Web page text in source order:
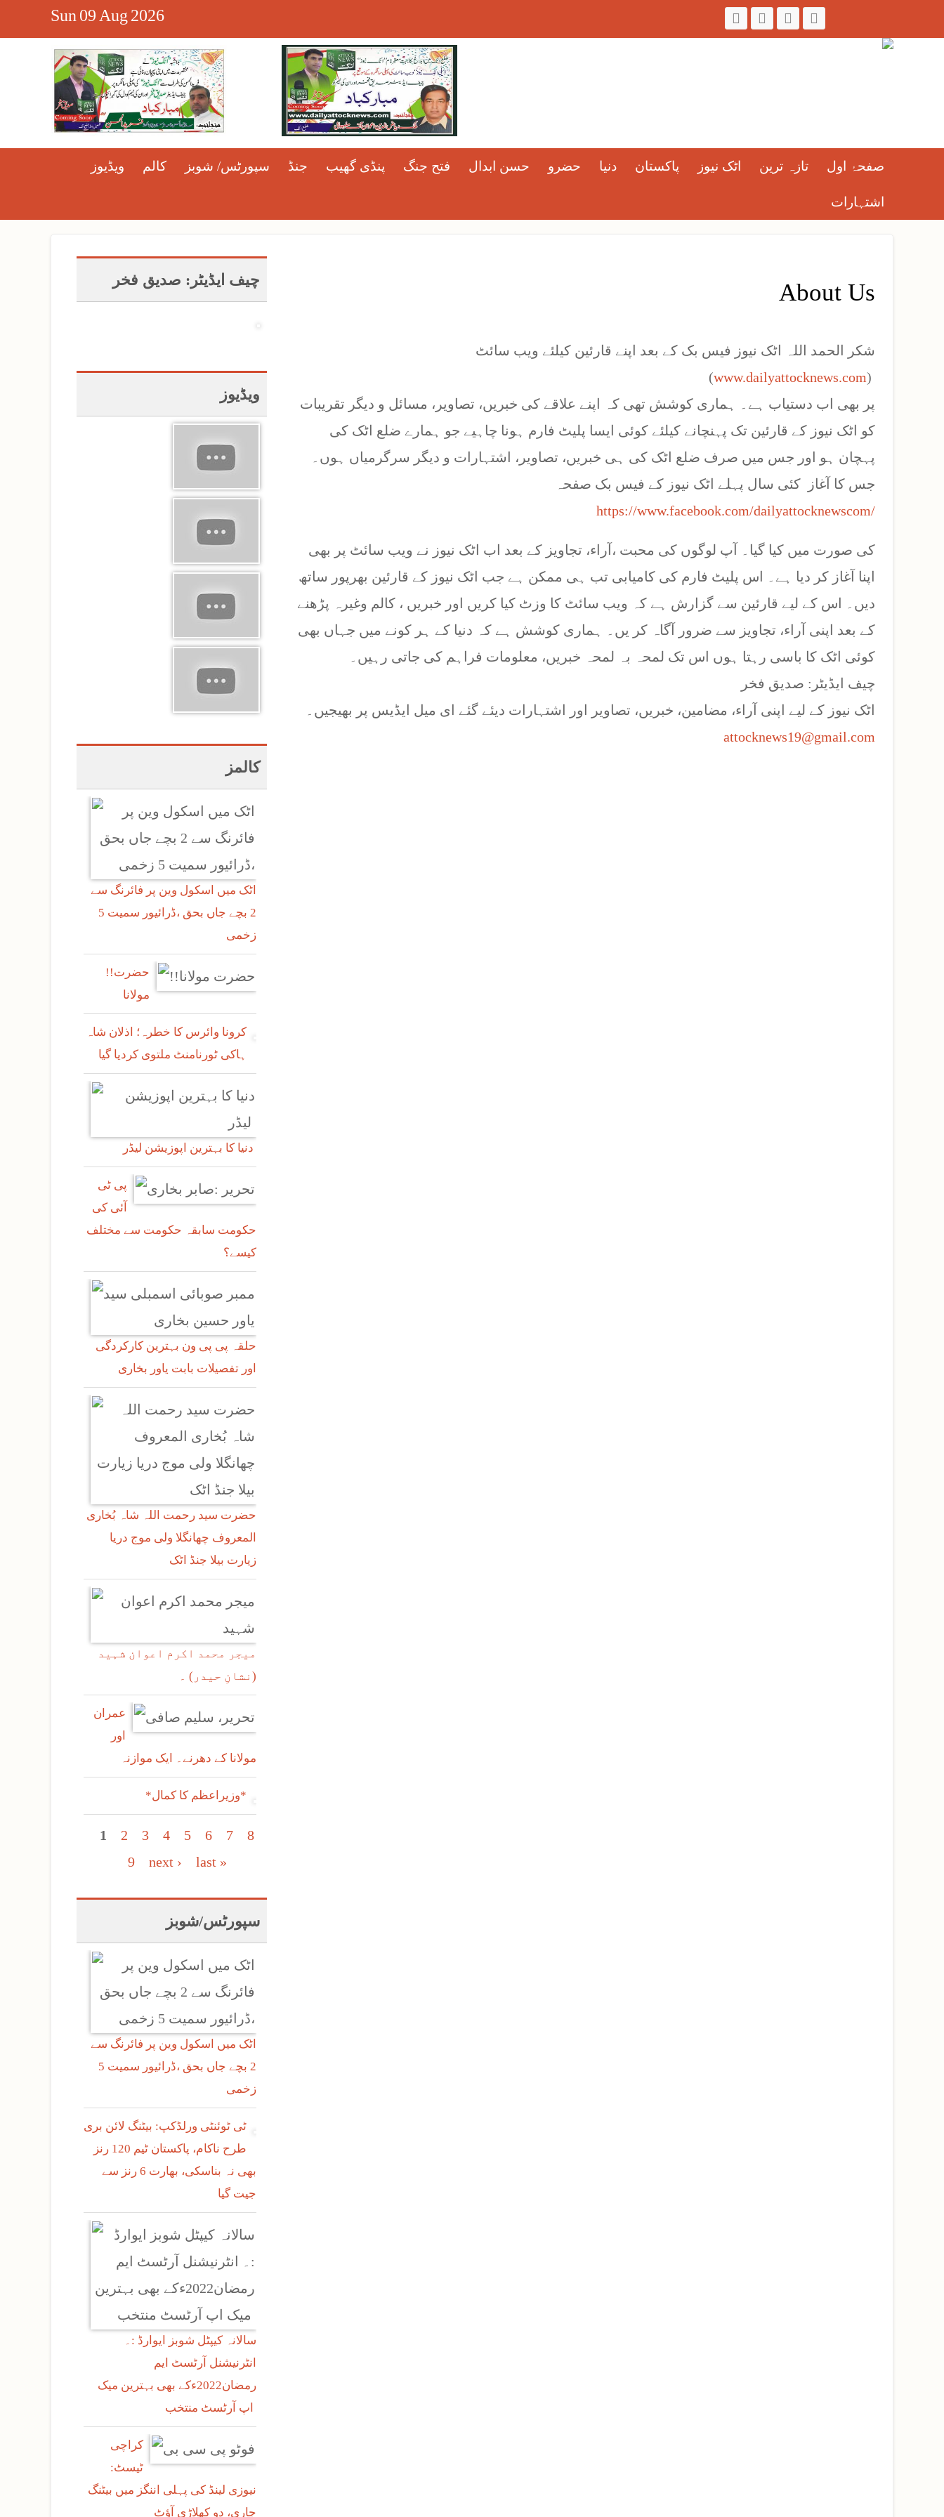
Sun 09 Aug 2026
صفحۂ اول تازہ ترین اٹک نیوز پاکستان دنیا حضرو حسن ابدال فتح جنگ پنڈی گھیب جنڈ سپورٹس/ شوبز کالم ویڈیوز
اشتہارات
About Us
شکر الحمد اللہ اٹک نیوز فیس بک کے بعد اپنے قارئین کیلئے ویب سائٹ
(www.dailyattocknews.com)
پر بھی اب دستیاب ہے۔ ہماری کوشش تھی کہ اپنے علاقے کی خبریں، تصاویر، مسائل و دیگر تقریبات
کو اٹک نیوز کے قارئین تک پہنچانے کیلئے کوئی ایسا پلیٹ فارم ہونا چاہیے جو ہمارے ضلع اٹک کی
پہچان ہو اور جس میں صرف ضلع اٹک کی ہی خبریں، تصاویر، اشتہارات و دیگر سرگرمیاں ہوں۔
جس کا آغاز کئی سال پہلے اٹک نیوز کے فیس بک صفحہ
https://www.facebook.com/dailyattocknewscom/
کی صورت میں کیا گیا۔ آپ لوگوں کی محبت ،آراء، تجاویز کے بعد اب اٹک نیوز نے ویب سائٹ پر بھی
اپنا آغاز کر دیا ہے۔ اس پلیٹ فارم کی کامیابی تب ہی ممکن ہے جب اٹک نیوز کے قارئین بھرپور ساتھ
دیں۔ اس کے لیے قارئین سے گزارش ہے کہ ویب سائٹ کا وزٹ کیا کریں اور خبریں ، کالم وغیرہ پڑھنے
کے بعد اپنی آراء، تجاویز سے ضرور آگاہ کر یں۔ ہماری کوشش ہے کہ دنیا کے ہر کونے میں جہاں بھی
کوئی اٹک کا باسی رہتا ہوں اس تک لمحہ بہ لمحہ خبریں، معلومات فراہم کی جاتی رہیں۔
چیف ایڈیٹر: صدیق فخر
اٹک نیوز کے لیے اپنی آراء، مضامین، خبریں، تصاویر اور اشتہارات دیئے گئے ای میل ایڈیس پر بھیجیں۔
attocknews19@gmail.com
چیف ایڈیٹر: صدیق فخر
ویڈیوز
کالمز
اٹک میں اسکول وین پر فائرنگ سے
2 بچے جاں بحق ،ڈرائیور سمیت 5
زخمی
!!حضرت
مولانا
کرونا وائرس کا خطرہ؛ اذلان شاہ
ہاکی ٹورنامنٹ ملتوی کردیا گیا
پی ٹی
آئی کی
حکومت سابقہ حکومت سے مختلف
کیسے؟
حلقہ پی پی ون بہترین کارکردگی
اور تفصیلات بابت یاور بخاری
حضرت سید رحمت اللہ شاہ بُخاری
المعروف چھانگلا ولی موج دریا
زیارت بیلا جنڈ اٹک
میجر محمد اکرم اعوان شہید
(نشانِ حیدر) ۔
عمران
اور
مولانا کے دھرنے۔ ایک موازنہ
*وزیراعظم کا کمال*
Pages
1 2 3 4 5 6 7
8
9
next › last »
سپورٹس/شوبز
اٹک میں اسکول وین پر فائرنگ سے
2 بچے جاں بحق ،ڈرائیور سمیت 5
زخمی
ٹی ٹوئنٹی ورلڈکپ: بیٹنگ لائن بری
طرح ناکام، پاکستان ٹیم 120 رنز
بھی نہ بناسکی، بھارت 6 رنز سے
جیت گیا
سالانہ کیپٹل شوبز ایوارڈ :۔
انٹرنیشنل آرٹسٹ ایم
رمضان2022ءکے بھی بہترین میک
کراچی
ٹیسٹ:
نیوزی لینڈ کی پہلی اننگز میں بیٹنگ
جاری، دو کھلاڑی آؤٹ